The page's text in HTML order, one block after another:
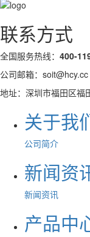
联系方式
全国服务热线： 400-
公司邮箱：soit@hcy.cc
地址：深圳市福田区福
关于我
公司简介
新闻资
新闻资讯
产品中